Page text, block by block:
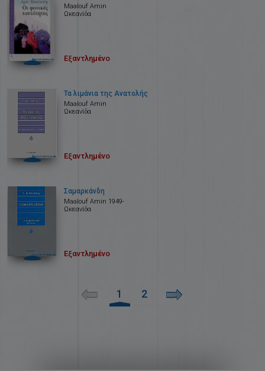
Maalouf Amin
Ωκεανίδα
Εξαντλημένο
Τα λιμάνια της Ανατολής
Maalouf Amin
Ωκεανίδα
Εξαντλημένο
Σαμαρκάνδη
Maalouf Amin 1949-
Ωκεανίδα
Εξαντλημένο
1 2